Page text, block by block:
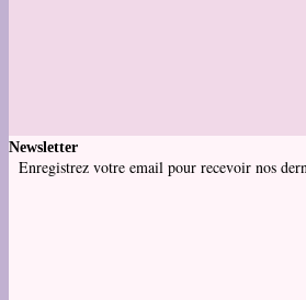
Newsletter
Enregistrez votre email pour recevoir nos